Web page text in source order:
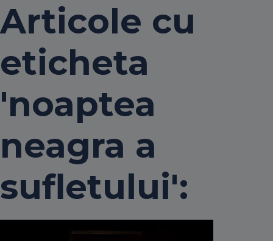
Articole cu
eticheta
'noaptea
neagra a
sufletului':